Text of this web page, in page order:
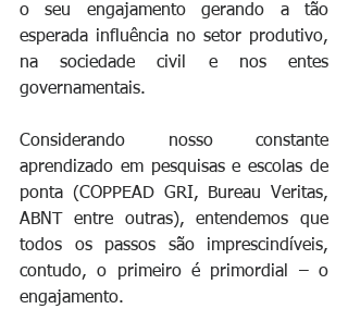
o seu engajamento gerando a tão
esperada influência no setor produtivo,
na sociedade civil e nos entes
governamentais.
Considerando nosso constante
aprendizado em pesquisas e escolas de
ponta (COPPEAD GRI, Bureau Veritas,
ABNT entre outras), entendemos que
todos os passos são imprescindíveis,
contudo, o primeiro é primordial – o
engajamento.